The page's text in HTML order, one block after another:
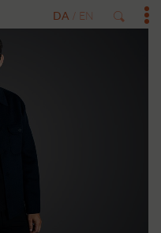
DA / EN